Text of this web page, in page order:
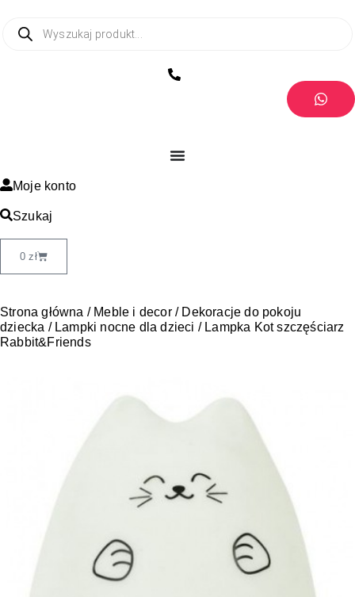
Moje konto
Szukaj
0zł
Strona główna / Meble i decor/ Dekoracje do pokoju
dziecka / Lampki nocne dla dzieci / Lampka Kot szczęściarz
Rabbit&Friends